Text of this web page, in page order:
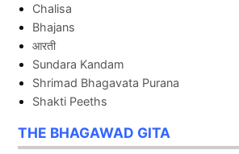
Chalisa
Bhajans
आरती
Sundara Kandam
Shrimad Bhagavata Purana
Shakti Peeths
THE BHAGAWAD GITA